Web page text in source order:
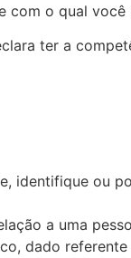
o qual
ter a
identifique ou
a uma
dado